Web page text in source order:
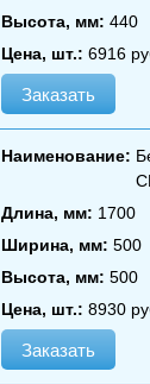
Высота, мм: 440
Цена, шт.: 6916
Заказать
Наименование:
Длина, мм: 1700
Ширина, мм: 500
Высота, мм: 500
Цена, шт.: 8930
Заказать